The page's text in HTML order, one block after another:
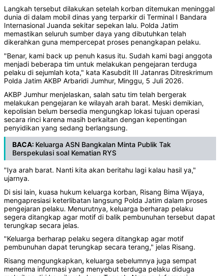
Langkah tersebut dilakukan setelah korban ditemukan meninggal
dunia di dalam mobil dinas yang terparkir di Terminal I Bandara
Internasional Juanda sekitar sepekan lalu. Polda Jatim
memastikan seluruh sumber daya yang dibutuhkan telah
dikerahkan guna mempercepat proses penangkapan pelaku.
"Benar, kami back up penuh kasus itu. Sudah kami bagi anggota
menjadi beberapa tim untuk melakukan pengejaran terduga
pelaku di sejumlah kota," kata Kasubdit III Jatanras Ditreskrimum
Polda Jatim AKBP Arbaridi Jumhur, Minggu, 5 Juli 2026.
AKBP Jumhur menjelaskan, salah satu tim telah bergerak
melakukan pengejaran ke wilayah arah barat. Meski demikian,
kepolisian belum bersedia mengungkap lokasi tujuan operasi
secara rinci karena masih berkaitan dengan kepentingan
penyidikan yang sedang berlangsung.
BACA: Keluarga ASN Bangkalan Minta Publik Tak
Berspekulasi soal Kematian RYS
"Iya arah barat. Nanti kita akan beritahu lagi kalau hasil ya,"
ujarnya.
Di sisi lain, kuasa hukum keluarga korban, Risang Bima Wijaya,
mengapresiasi keterlibatan langsung Polda Jatim dalam proses
pengejaran pelaku. Menurutnya, keluarga berharap pelaku
segera ditangkap agar motif di balik pembunuhan tersebut dapat
terungkap secara jelas.
"Keluarga berharap pelaku segera ditangkap agar motif
pembunuhan dapat terungkap secara terang," jelas Risang.
Risang mengungkapkan, keluarga sebelumnya juga sempat
menerima informasi yang menyebut terduga pelaku diduga